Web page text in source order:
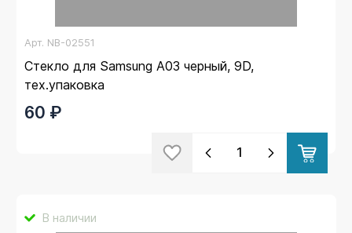
Арт. NB-02551
Стекло для Samsung A03 черный, 9D,
тех.упаковка
60 ₽
В наличии